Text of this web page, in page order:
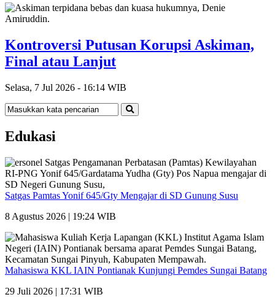
Kontroversi Putusan Korupsi Askiman,
Final atau Lanjut
Selasa, 7 Jul 2026 - 16:14 WIB
Edukasi
Satgas Pamtas Yonif 645/Gty Mengajar di SD Gunung Susu
8 Agustus 2026 | 19:24 WIB
Mahasiswa KKL IAIN Pontianak Kunjungi Pemdes Sungai Batang
29 Juli 2026 | 17:31 WIB